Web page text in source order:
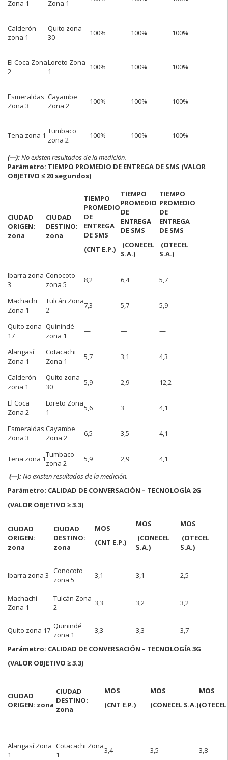
Zona 1 Zona 1
Calderón
zona 1
Quito zona
30
100% 100% 100%
El Coca Zona
2
Loreto Zona
1
100% 100% 100%
Esmeraldas
Zona 3
Cayambe
Zona 2
100% 100% 100%
Tena zona 1 Tumbaco
zona 2
100% 100% 100%
(—):No existen resultados de la medición.
Parámetro: TIEMPO PROMEDIO DE ENTREGA DE SMS (VALOR
OBJETIVO ≤ 20 segundos)
CIUDAD
ORIGEN:
zona
CIUDAD
DESTINO:
zona
TIEMPO
PROMEDIO
DE
ENTREGA
DE SMS
(CNT E.P.)
TIEMPO
PROMEDIO
DE
ENTREGA
DE SMS
(CONECEL
S.A.)
TIEMPO
PROMEDIO
DE
ENTREGA
DE SMS
(OTECEL
S.A.)
Ibarra zona
3
Conocoto
zona 5
8,2 6,4 5,7
Machachi
Zona 1
Tulcán Zona
2
7,3 5,7 5,9
Quito zona
17
Quinindé
zona 1
— — —
Alangasí
Zona 1
Cotacachi
Zona 1
5,7 3,1 4,3
Calderón
zona 1
Quito zona
30
5,9 2,9 12,2
El Coca
Zona 2
Loreto Zona
1
5,6 3 4,1
Esmeraldas
Zona 3
Cayambe
Zona 2
6,5 3,5 4,1
Tena zona 1Tumbaco
zona 2
5,9 2,9
4,1
(—):No existen resultados de la medición.
Parámetro: CALIDAD DE CONVERSACIÓN – TECNOLOGÍA 2G
(VALOR OBJETIVO ≥ 3.3)
CIUDAD
ORIGEN:
zona
CIUDAD
DESTINO:
zona
MOS
(CNT E.P.)
MOS
(CONECEL
S.A.)
MOS
(OTECEL
S.A.)
Ibarra zona 3 Conocoto
zona 5
3,1 3,1 2,5
Machachi
Zona 1
Tulcán Zona
2
3,3 3,2 3,2
Quito zona 17 Quinindé
zona 1
3,3 3,3
3,7
Parámetro: CALIDAD DE CONVERSACIÓN – TECNOLOGÍA 3G
(VALOR OBJETIVO ≥ 3.3)
CIUDAD
ORIGEN: zona
CIUDAD
DESTINO:
zona
MOS
(CNT E.P.)
MOS
(CONECEL S.A.)
MOS
Alangasí Zona
1
Cotacachi Zona
1
3,4 3,5 3,8